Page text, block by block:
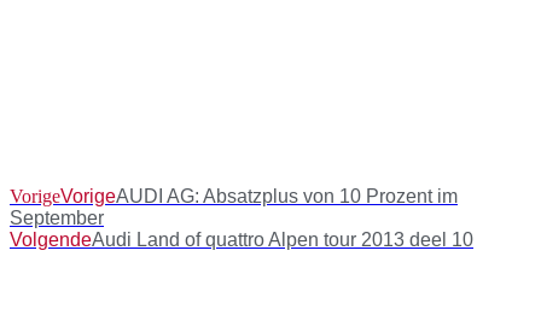
VorigeVorigeAUDI AG: Absatzplus von 10 Prozent im
September
VolgendeAudi Land of quattro Alpen tour 2013 deel 10